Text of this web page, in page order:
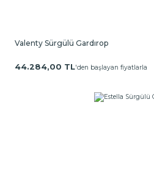
Valenty Sürgülü Gardırop
44.284,00 TL'den başlayan fiyatlarla